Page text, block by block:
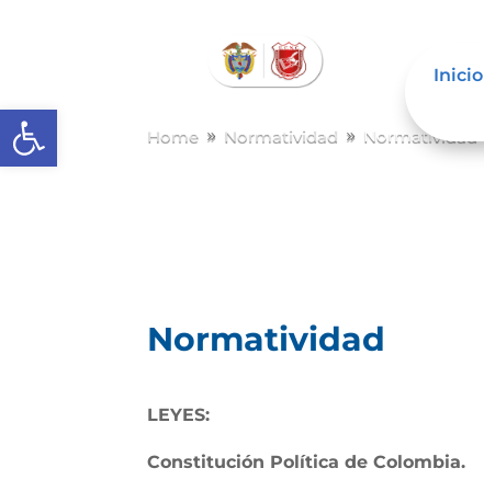
Abrir barra de herramientas
Inicio
Home 9 Normatividad 9 Normatividad
Normatividad
LEYES:
Constitución Política de Colombia.